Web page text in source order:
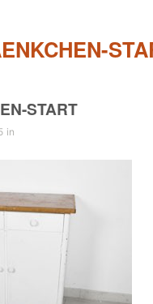
START
in